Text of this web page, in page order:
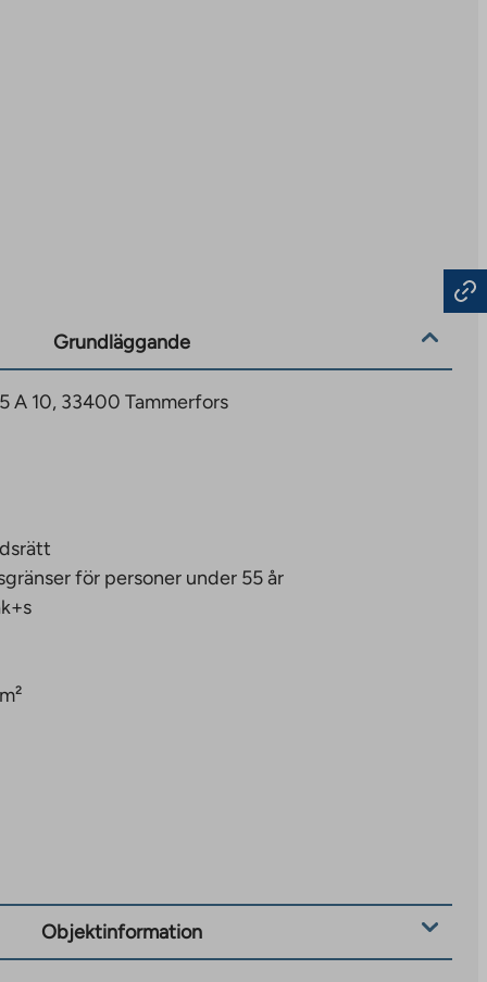
Grundläggande
A 10, 33400 Tammerfors
för personer under 55 år
Objektinformation